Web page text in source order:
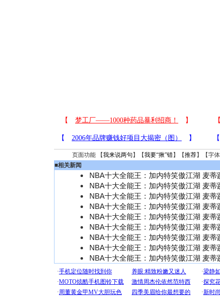
页面功能 【我来说两句 】【我要“揪”错】【推荐】【字
■相关新闻
NBA十大全能王：加内特笑傲江湖 麦蒂
NBA十大全能王：加内特笑傲江湖 麦蒂
NBA十大全能王：加内特笑傲江湖 麦蒂
NBA十大全能王：加内特笑傲江湖 麦蒂
NBA十大全能王：加内特笑傲江湖 麦蒂
NBA十大全能王：加内特笑傲江湖 麦蒂
NBA十大全能王：加内特笑傲江湖 麦蒂
NBA十大全能王：加内特笑傲江湖 麦蒂
NBA十大全能王：加内特笑傲江湖 麦蒂